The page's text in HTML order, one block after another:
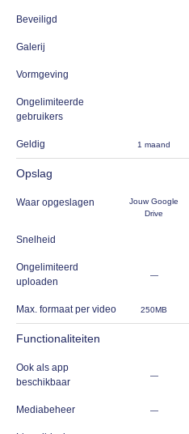
Beveiligd
Galerij
Vormgeving
Ongelimiteerde
gebruikers
Geldig 1 maand
Opslag
Waar opgeslagen
Jouw Google
Drive
Snelheid
Ongelimiteerd
uploaden
—
Max. formaat per video 250MB
Functionaliteiten
Ook als app
beschikbaar
—
Mediabeheer —